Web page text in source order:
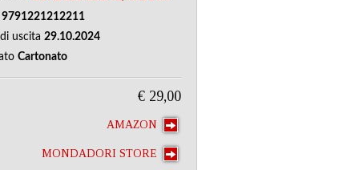
9791221212211
uscita 29.10.2024
Cartonato
€ 29,00
AMAZON
MONDADORI STORE